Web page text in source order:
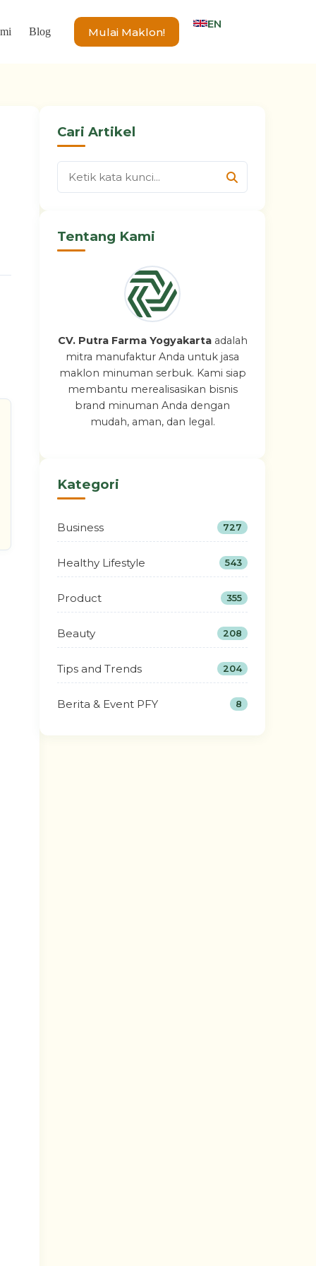
Blog Mulai Maklon!
EN
Cari Artikel
Tentang Kami
CV. Putra Farma Yogyakartaadalah
mitra manufaktur Anda untuk jasa
maklon minuman serbuk. Kami siap
membantu merealisasikan bisnis
brand minuman Anda dengan
mudah, aman, dan legal.
Kategori
Business 727
Healthy Lifestyle 543
Product 355
Beauty 208
Tips and Trends 204
Berita & Event PFY 8